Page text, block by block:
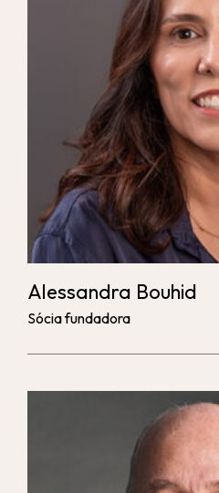
Alessandra Bouhid
Sócia fundadora